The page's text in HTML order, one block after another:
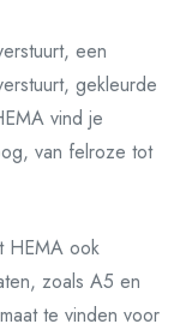
een
gekleurde
vind je
van felroze tot
HEMA ook
zoals A5 en
te vinden voor